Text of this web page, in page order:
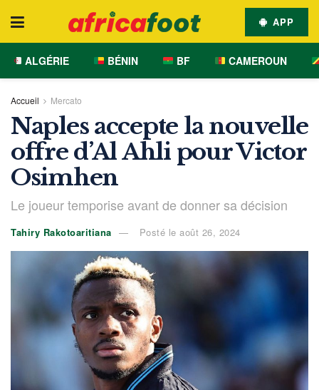
APP
ALGÉRIE BÉNIN BF CAMEROUN
Accueil Mercato
Naples accepte la nouvelle
offre d’Al Ahli pour Victor
Osimhen
Le joueur temporise avant de donner sa décision
Tahiry Rakotoaritiana Posté le août 26, 2024